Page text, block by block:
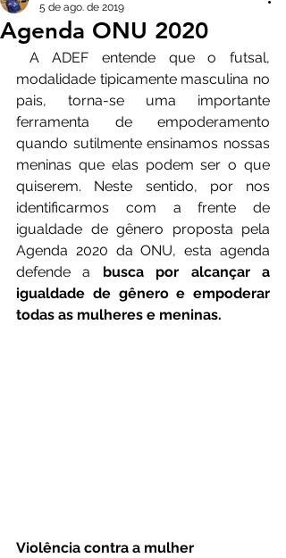
Agenda ONU 2020
5 de ago. de 2019
modalidade tipicamente masculina no
pais, torna-se uma importante
ferramenta de empoderamento
quando sutilmente ensinamos nossas
meninas que elas podem ser o que
quiserem. Neste sentido, por nos
identificarmos com a frente de
igualdade de gênero proposta pela
Agenda 2020 da ONU, esta agenda
defende a busca por alcançar a
igualdade de gênero e empoderar
todas as mulheres e meninas.
Violência contra a mulher